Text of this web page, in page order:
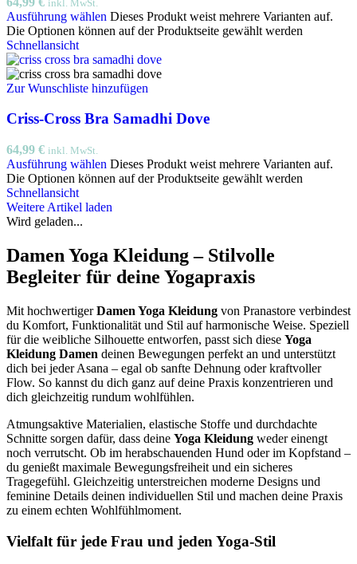
inkl. MwSt.
Ausführung wählen Dieses Produkt weist mehrere Varianten auf.
Die Optionen können auf der Produktseite gewählt werden
Schnellansicht
Zur Wunschliste hinzufügen
Criss-Cross Bra Samadhi Dove
64,99 € inkl. MwSt.
Ausführung wählen Dieses Produkt weist mehrere Varianten auf.
Die Optionen können auf der Produktseite gewählt werden
Schnellansicht
Weitere Artikel laden
Wird geladen...
Damen Yoga Kleidung – Stilvolle
Begleiter für deine Yogapraxis
Mit hochwertigerDamen Yoga Kleidung von Pranastore verbindest
du Komfort, Funktionalität und Stil auf harmonische Weise. Speziell
für die weibliche Silhouette entworfen, passt sich diese Yoga
Kleidung Damen deinen Bewegungen perfekt an und unterstützt
dich bei jeder Asana – egal ob sanfte Dehnung oder kraftvoller
Flow. So kannst du dich ganz auf deine Praxis konzentrieren und
dich gleichzeitig rundum wohlfühlen.
Atmungsaktive Materialien, elastische Stoffe und durchdachte
Schnitte sorgen dafür, dass deine Yoga Kleidung weder einengt
noch verrutscht. Ob im herabschauenden Hund oder im Kopfstand –
du genießt maximale Bewegungsfreiheit und ein sicheres
Tragegefühl. Gleichzeitig unterstreichen moderne Designs und
feminine Details deinen individuellen Stil und machen deine Praxis
zu einem echten Wohlfühlmoment.
Vielfalt für jede Frau und jeden Yoga-Stil